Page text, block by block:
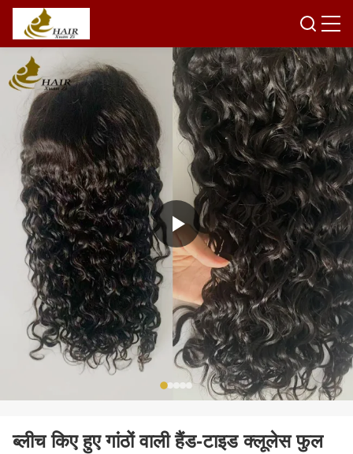
ब्लीच किए हुए गांठों वाली हैंड-टाइड क्लूलेस फुल